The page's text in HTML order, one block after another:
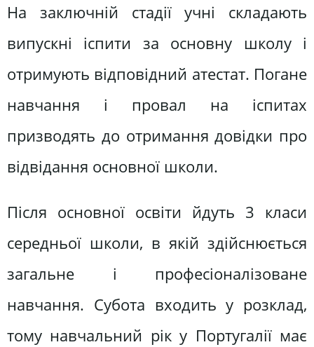
На заключній стадії учні складають
випускні іспити за основну школу і
отримують відповідний атестат. Погане
навчання і провал на іспитах
призводять до отримання довідки про
відвідання основної школи.
Після основної освіти йдуть 3 класи
середньої школи, в якій здійснюється
загальне і професіоналізоване
навчання. Субота входить у розклад,
тому навчальний рік у Португалії має